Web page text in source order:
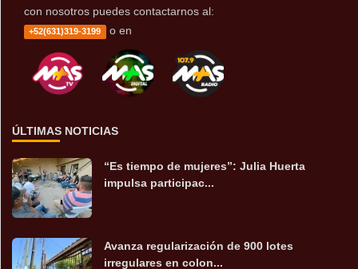
con nosotros puedes contactarnos al:
+52(631)319-3199 o en
ÚLTIMAS NOTICIAS
“Es tiempo de mujeres”: Julia Huerta
impulsa participac...
Avanza regularización de 900 lotes
irregulares en colon...